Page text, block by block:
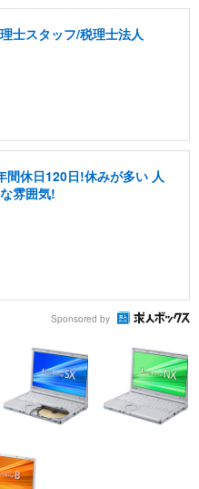
士スタッフ/税理士法人
間休日120日!休みが多い 人
雰囲気!
Sponsored by